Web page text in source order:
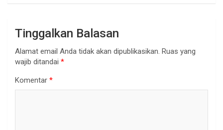
Tinggalkan Balasan
Alamat email Anda tidak akan dipublikasikan. Ruas yang
wajib ditandai *
Komentar *